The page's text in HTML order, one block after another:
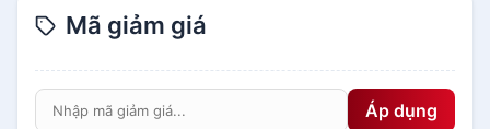
Mã giảm giá
Áp dụng